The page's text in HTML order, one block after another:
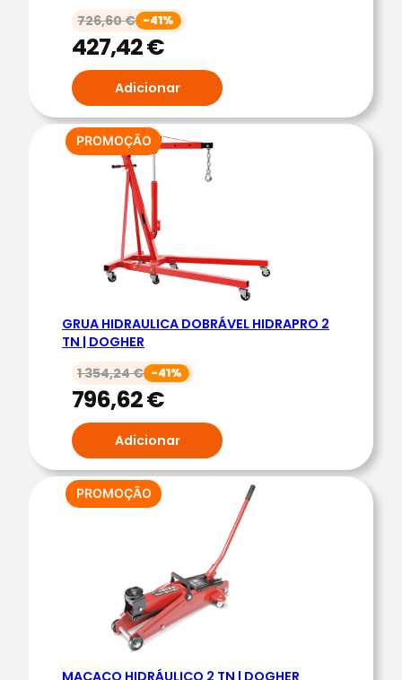
Á
2
726,60€ -41%
427,42€
Adicionar
PROMOÇÃOPRODUTO
EM
PROMOÇÃO
GRUA HIDRAULICA DOBRÁVEL HIDRAPRO 2
TN | DOGHER
1 354,24€ -41%
796,62€
Adicionar
PROMOÇÃOPRODUTO
EM
MACACO HIDRÁULICO 2 TN | DOGHER